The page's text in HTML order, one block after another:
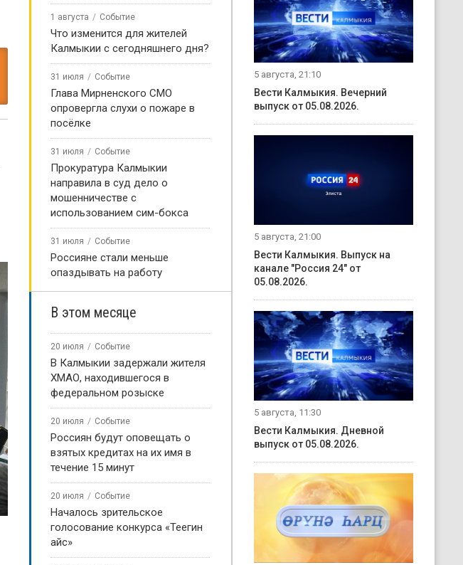
1 августа Событие
Что изменится для жителей
Калмыкии с сегодняшнего дня?
31 июля Событие
Глава Мирненского СМО
опровергла слухи о пожаре в
посёлке
31 июля Событие
Прокуратура Калмыкии
направила в суд дело о
мошенничестве с
использованием сим-бокса
31 июля Событие
Россияне стали меньше
опаздывать на работу
В этом месяце
20 июля Событие
В Калмыкии задержали жителя
ХМАО, находившегося в
федеральном розыске
20 июля Событие
Россиян будут оповещать о
взятых кредитах на их имя в
течение 15 минут
20 июля Событие
Началось зрительское
голосование конкурса «Теегин
айс»
5 августа, 21:10
Вести Калмыкия. Вечерний
выпуск от 05.08.2026.
5 августа, 21:00
Вести Калмыкия. Выпуск на
канале "Россия 24" от
05.08.2026.
5 августа, 11:30
Вести Калмыкия. Дневной
выпуск от 05.08.2026.